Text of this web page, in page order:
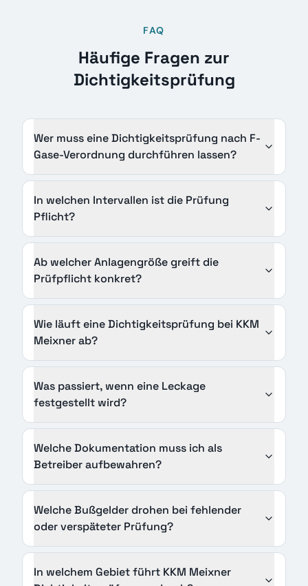
FAQ
Häufige Fragen zur
Dichtigkeitsprüfung
Wer muss eine Dichtigkeitsprüfung nach F-
Gase-Verordnung durchführen lassen?
In welchen Intervallen ist die Prüfung
Pflicht?
Ab welcher Anlagengröße greift die
Prüfpflicht konkret?
Wie läuft eine Dichtigkeitsprüfung bei KKM
Meixner ab?
Was passiert, wenn eine Leckage
festgestellt wird?
Welche Dokumentation muss ich als
Betreiber aufbewahren?
Welche Bußgelder drohen bei fehlender
oder verspäteter Prüfung?
In welchem Gebiet führt KKM Meixner